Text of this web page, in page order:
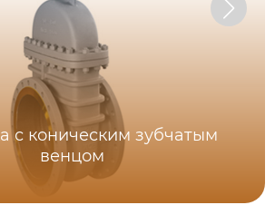
с коническим зубчатым
венцом